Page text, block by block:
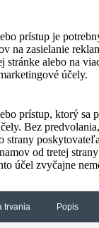
prístup je
na zasielanie
stránke alebo na
účely.
prístup, ktorý sa
Bez
strany
od tretej
účel zvyčajne
trvania Popis